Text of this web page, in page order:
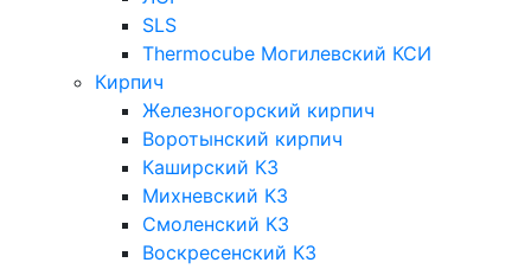
SLS
Thermocube Могилевский КСИ
Кирпич
Железногорский кирпич
Воротынский кирпич
Каширский КЗ
Михневский КЗ
Смоленский КЗ
Воскресенский КЗ